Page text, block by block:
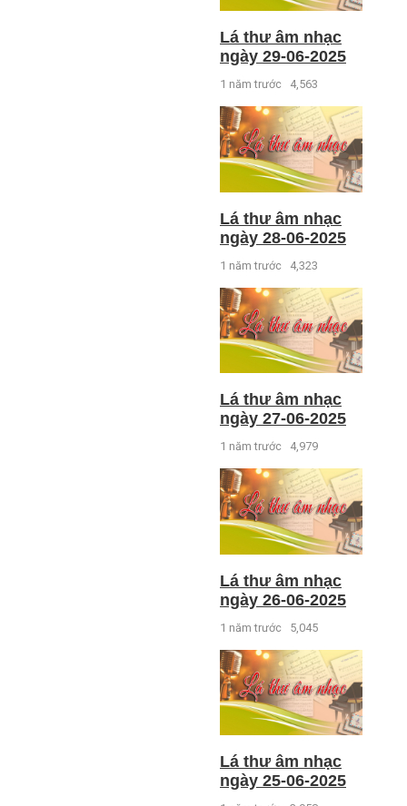
Lá thư âm nhạc
ngày 29-06-2025
1 năm trước 4,563
Lá thư âm nhạc
ngày 28-06-2025
1 năm trước 4,323
Lá thư âm nhạc
ngày 27-06-2025
1 năm trước 4,979
Lá thư âm nhạc
ngày 26-06-2025
1 năm trước 5,045
Lá thư âm nhạc
ngày 25-06-2025